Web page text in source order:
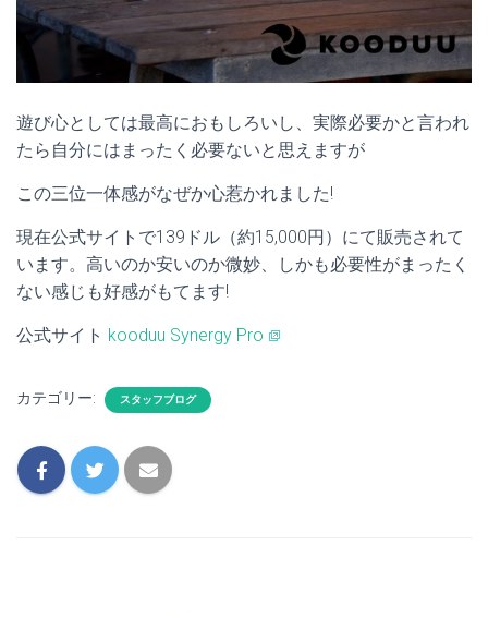
遊び心としては最高におもしろいし、実際必要かと言われ
たら自分にはまったく必要ないと思えますが
この三位一体感がなぜか心惹かれました!
現在公式サイトで139ドル（約15,000円）にて販売されて
います。高いのか安いのか微妙、しかも必要性がまったく
ない感じも好感がもてます!
公式サイト kooduu Synergy Pro
カテゴリー: スタッフブログ